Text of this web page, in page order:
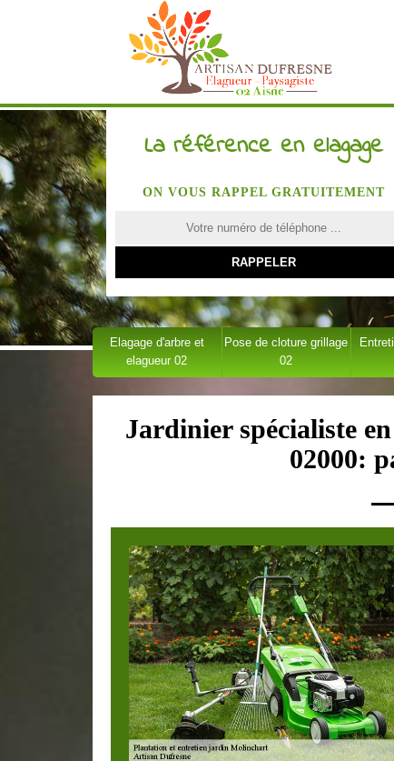
La référence en elagage
ON VOUS RAPPEL GRATUITEMENT
Elagage d'arbre et
elagueur 02
Pose de cloture grillage
02
Jardinier spécialiste
02000: